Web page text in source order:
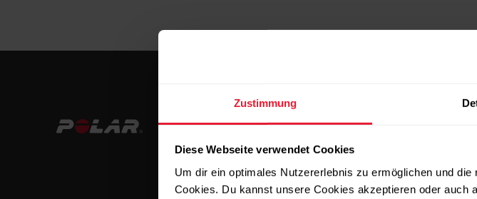
Zustimmung
Diese Webseite verwendet Cookies
Um dir ein optimales Nutzererlebnis zu ermöglichen und
Cookies. Du kannst unsere Cookies akzeptieren oder auch